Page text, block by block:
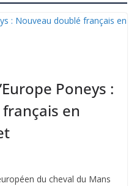
Poneys :
en
du cheval du Mans